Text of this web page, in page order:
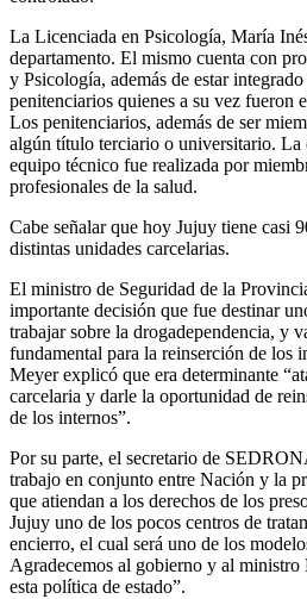
La Licenciada en Psicología, María
departamento. El mismo cuenta con
y Psicología, además de estar
penitenciarios quienes a su vez fueron
Los penitenciarios, además de ser
algún título terciario o universitario. La
equipo técnico fue realizada por
profesionales de la salud.
Cabe señalar que hoy Jujuy tiene casi
distintas unidades carcelarias.
El ministro de Seguridad de la
importante decisión que fue destinar
trabajar sobre la drogadependencia, y
fundamental para la reinserción de los
Meyer explicó que era determinante
carcelaria y darle la oportunidad de
de los internos”.
Por su parte, el secretario de
trabajo en conjunto entre Nación y la
que atiendan a los derechos de los
Jujuy uno de los pocos centros de
encierro, el cual será uno de los
Agradecemos al gobierno y al ministro
esta política de estado”.